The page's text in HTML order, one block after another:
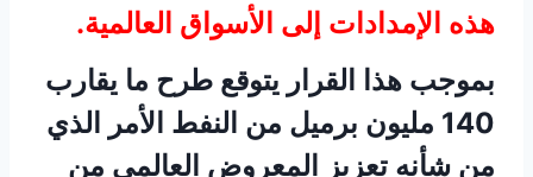
هذه الإمدادات إلى الأسواق العالمية.
بموجب هذا القرار يتوقع طرح ما يقارب
140 مليون برميل من النفط الأمر الذي
من شأنه تعزيز المعروض العالمي من